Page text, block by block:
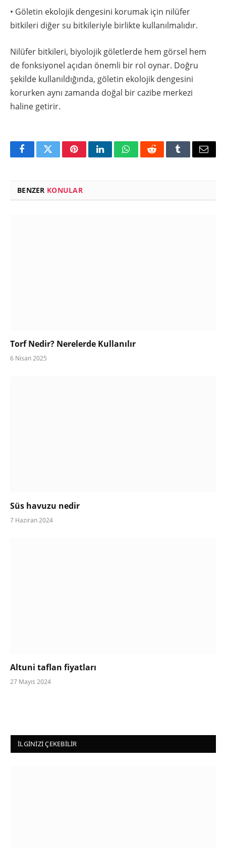
• Göletin ekolojik dengesini korumak için nilüfer
bitkileri diğer su bitkileriyle birlikte kullanılmalıdır.
Nilüfer bitkileri, biyolojik göletlerde hem görsel hem
de fonksiyonel açıdan önemli bir rol oynar. Doğru
şekilde kullanıldığında, göletin ekolojik dengesini
korurken aynı zamanda doğal bir cazibe merkezi
haline getirir.
FacebookTwitterPinterestLinkedInWhatsAppRedditTumblrEmail
BENZER KONULAR
Torf Nedir? Nerelerde Kullanılır
6 Nisan 2025
Süs havuzu nedir
7 Haziran 2024
Altuni taflan fiyatları
27 Mayıs 2024
İLGINIZI ÇEKEBILIR